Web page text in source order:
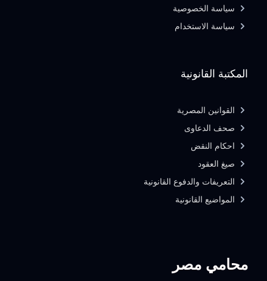
محامي مصر
المكتبة القانونية
القوانين المصرية
صحف الدعاوى
احكام النقض
صيغ العقود
التعريفات والدفوع القانونية
المواضيع القانونية
سياسة الخصوصية
سياسة الاستخدام